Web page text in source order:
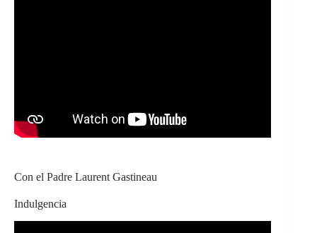
Con el Padre Laurent Gastineau
Indulgencia